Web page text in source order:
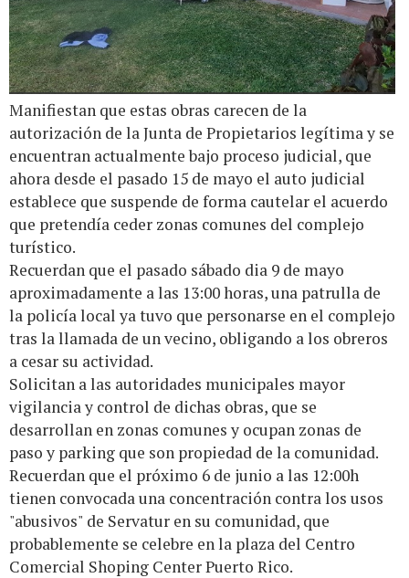
Manifiestan que estas obras carecen de la
autorización de la Junta de Propietarios legítima y se
encuentran actualmente bajo proceso judicial, que
ahora desde el pasado 15 de mayo el auto judicial
establece que suspende de forma cautelar el acuerdo
que pretendía ceder zonas comunes del complejo
turístico.
Recuerdan que el pasado sábado dia 9 de mayo
aproximadamente a las 13:00 horas, una patrulla de
la policía local ya tuvo que personarse en el complejo
tras la llamada de un vecino, obligando a los obreros
a cesar su actividad.
Solicitan a las autoridades municipales mayor
vigilancia y control de dichas obras, que se
desarrollan en zonas comunes y ocupan zonas de
paso y parking que son propiedad de la comunidad.
Recuerdan que el próximo 6 de junio a las 12:00h
tienen convocada una concentración contra los usos
"abusivos" de Servatur en su comunidad, que
probablemente se celebre en la plaza del Centro
Comercial Shoping Center Puerto Rico.